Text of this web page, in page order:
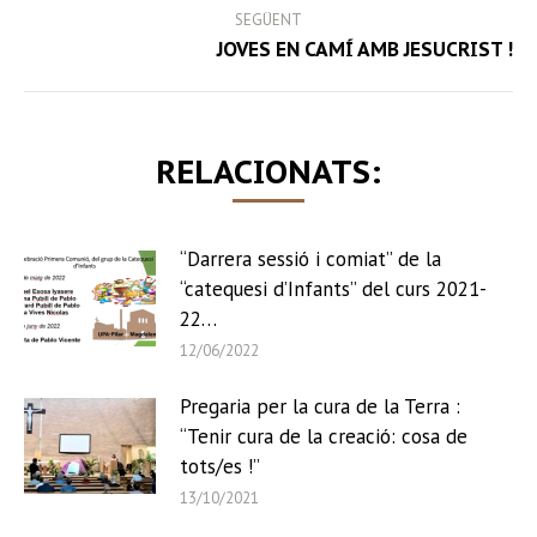
SEGÜENT
Next
JOVES EN CAMÍ AMB JESUCRIST !
RELACIONATS:
“Darrera sessió i comiat” de la
“catequesi d’Infants” del curs 2021-
22…
12/06/2022
Pregaria per la cura de la Terra :
“Tenir cura de la creació: cosa de
tots/es !”
13/10/2021